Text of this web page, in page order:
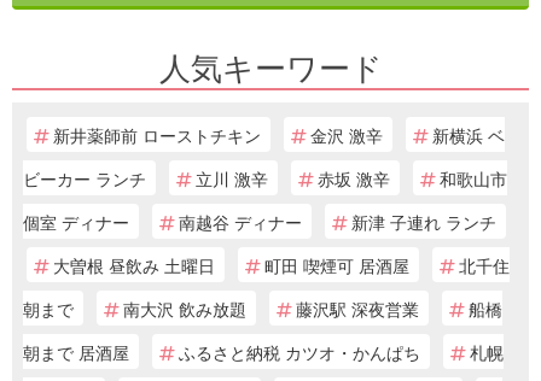
人気キーワード
新井薬師前 ローストチキン 金沢 激辛
新横浜 ベ
ビーカー ランチ
立川 激辛 赤坂 激辛
和歌山市
個室 ディナー
南越谷 ディナー
新津 子連れ ランチ
大曽根 昼飲み 土曜日
町田 喫煙可 居酒屋
北千住
朝まで
南大沢 飲み放題 藤沢駅 深夜営業
船橋
朝まで 居酒屋
ふるさと納税 カツオ・かんぱち
札幌